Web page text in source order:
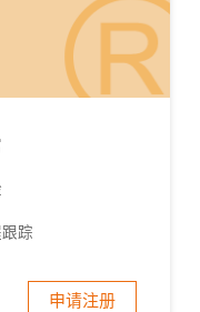
踪
申请注册